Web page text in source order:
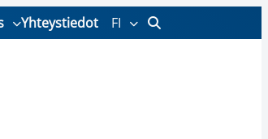
Yhteystiedot FI